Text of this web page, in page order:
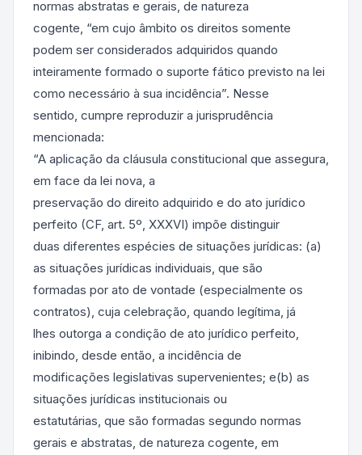
normas abstratas e gerais, de natureza
cogente, “em cujo âmbito os direitos somente
podem ser considerados adquiridos quando
inteiramente formado o suporte fático previsto na lei
como necessário à sua incidência”. Nesse
sentido, cumpre reproduzir a jurisprudência
mencionada:
“A aplicação da cláusula constitucional que assegura,
em face da lei nova, a
preservação do direito adquirido e do ato jurídico
perfeito (CF, art. 5º, XXXVI) impõe distinguir
duas diferentes espécies de situações jurídicas: (a)
as situações jurídicas individuais, que são
formadas por ato de vontade (especialmente os
contratos), cuja celebração, quando legítima, já
lhes outorga a condição de ato jurídico perfeito,
inibindo, desde então, a incidência de
modificações legislativas supervenientes; e(b) as
situações jurídicas institucionais ou
estatutárias, que são formadas segundo normas
gerais e abstratas, de natureza cogente, em